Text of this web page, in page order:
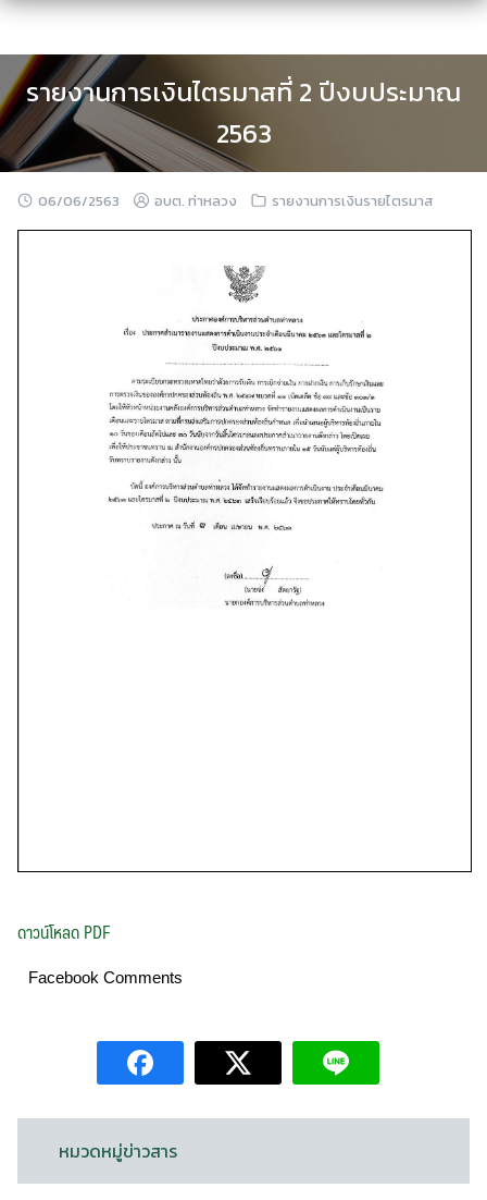
Skip
content
รายงานการเงินไตรมาสที่ 2 ปีงบประมาณ
2563
06/06/2563 อบต. ท่าหลวง รายงานการเงินรายไตรมาส
ดาวน์โหลด PDF
Facebook Comments
หมวดหมู่ข่าวสาร